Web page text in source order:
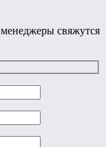
свяжутся